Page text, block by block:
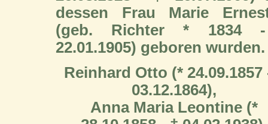
dessen Frau Marie
(geb. Richter * 1834
22.01.1905) geboren wurden.
Reinhard Otto (* 24.09.1857
03.12.1864),
Anna Maria Leontine (*